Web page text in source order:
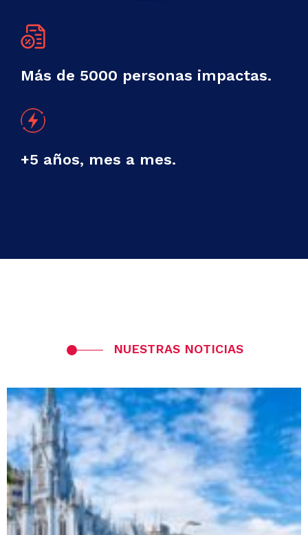
Más de 5000 personas impactas.
+5 años, mes a mes.
NUESTRAS NOTICIAS